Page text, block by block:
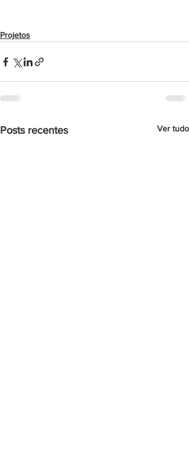
Projetos
Posts recentes Ver tudo